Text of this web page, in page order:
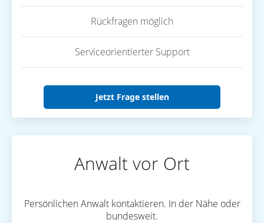
Rückfragen möglich
Serviceorientierter Support
Jetzt Frage stellen
Anwalt vor Ort
Persönlichen Anwalt kontaktieren. In der Nähe oder
bundesweit.